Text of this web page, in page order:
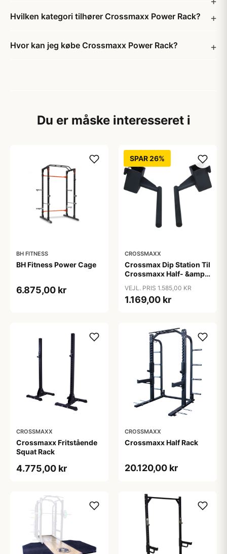
Hvilken kategori tilhører Crossmaxx Power Rack?
Hvor kan jeg købe Crossmaxx Power Rack?
Du er måske interesseret i
BH FITNESS
BH Fitness Power Cage
6.875,00 kr
SPAR 26%
CROSSMAXX
Crossmax Dip Station Til
Crossmaxx Half- &amp;
stål til dips og core-
træning på rack
VEJL. PRIS 1.585,00 KR
1.169,00 kr
CROSSMAXX
Crossmaxx Fritstående
Squat Rack
4.775,00 kr
CROSSMAXX
Crossmaxx Half Rack
20.120,00 kr